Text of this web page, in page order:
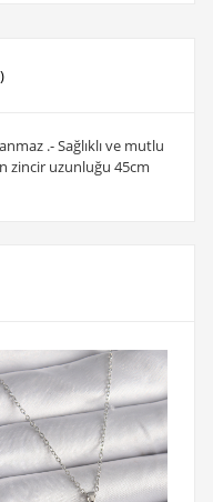
.- Sağlıklı ve mutlu
zincir uzunluğu 45cm